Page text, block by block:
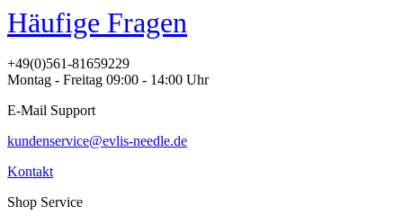
Häufige Fragen
+49(0)561-81659229
Montag - Freitag 09:00 - 14:00 Uhr
E-Mail Support
kundenservice@evlis-needle.de
Kontakt
Shop Service